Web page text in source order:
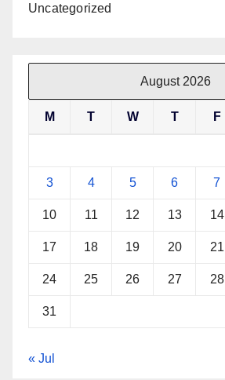
Uncategorized
August 2026
M T W T F
3 4 5 6 7
10 11 12 13 14
17 18 19 20 21
24 25 26 27 28
31
« Jul